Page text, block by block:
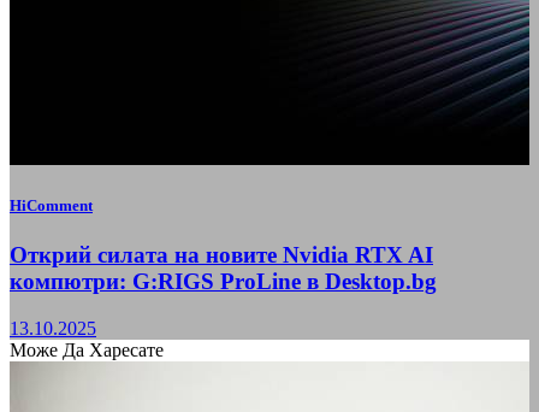
HiComment
Открий силата на новите Nvidia RTX AI
компютри: G:RIGS ProLine в Desktop.bg
13.10.2025
Може Да Харесате